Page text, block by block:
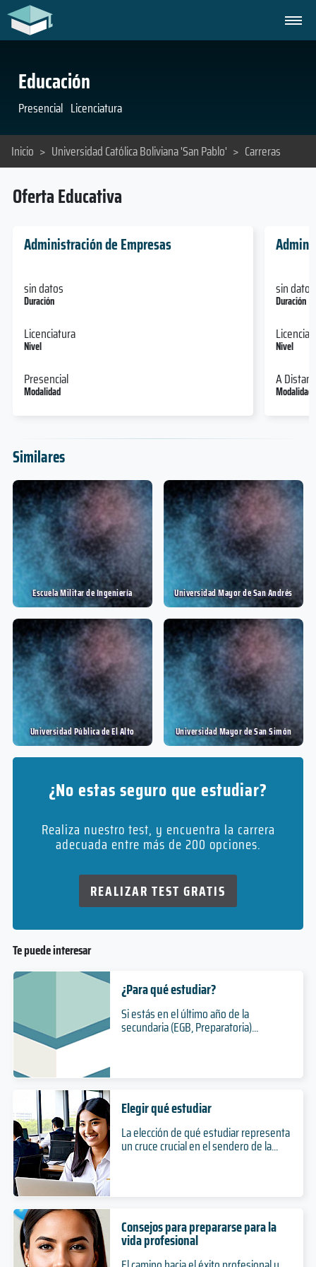
Educación
Presencial Licenciatura
Inicio > Universidad Católica Boliviana 'San Pablo' > Carreras
Oferta Educativa
Administración de Empresas
sin datos
Duración
Licenciatura
Nivel
Presencial
Modalidad
sin datos
Duración
Nivel
A
Modalidad
Similares
Escuela Militar de Ingeniería Universidad Mayor de San Andrés
Universidad Pública de El Alto Universidad Mayor de San Simón
¿No estas seguro que estudiar?
Realiza nuestro test, y encuentra la carrera
adecuada entre más de 200 opciones.
REALIZAR TEST GRATIS
Te puede interesar
¿Para qué estudiar?
Si estás en el último año de la
secundaria (EGB, Preparatoria)...
Elegir qué estudiar
La elección de qué estudiar representa
un cruce crucial en el sendero de la...
Consejos para prepararse para la
vida profesional